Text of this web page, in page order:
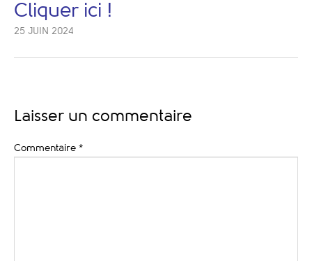
Cliquer ici !
25 JUIN 2024
Laisser un commentaire
Commentaire *